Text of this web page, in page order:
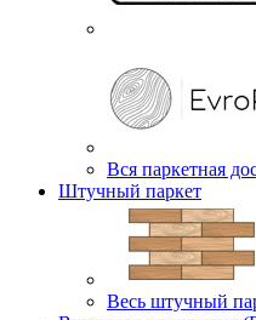
Вся паркетная
Штучный паркет
Весь штучный